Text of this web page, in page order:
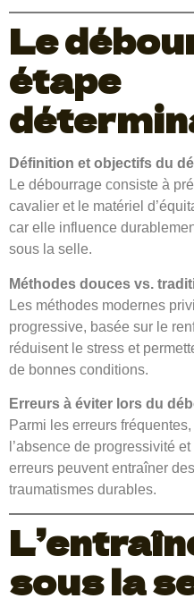
Le
étape
Définition et objectifs du
Le débourrage consiste à
cavalier et le matériel
car elle influence
sous la selle.
Méthodes douces vs.
Les méthodes modernes
progressive, basée sur le
réduisent le stress et
de bonnes conditions.
Erreurs à éviter lors du
Parmi les erreurs
l’absence de progressivité
erreurs peuvent entraîner
traumatismes durables.
sous la